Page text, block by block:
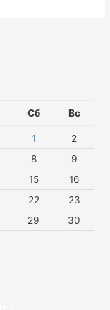
Сб Вс
1
2
8
9
15
16
22
23
29
30